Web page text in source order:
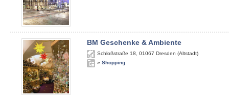
BM Geschenke & Ambiente
Schloßstraße 18 01067 Dresden (Altstadt)
» Shopping